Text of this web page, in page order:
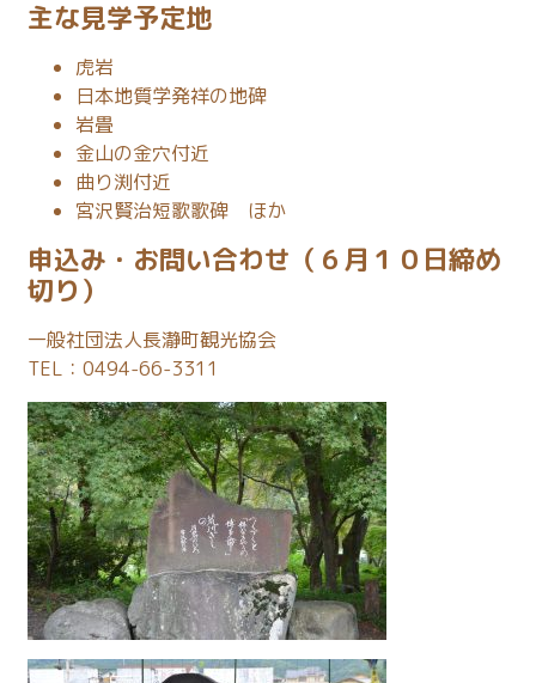
主な見学予定地
虎岩
日本地質学発祥の地碑
岩畳
金山の金穴付近
曲り渕付近
宮沢賢治短歌歌碑 ほか
申込み・お問い合わせ（６月１０日締め
切り）
一般社団法人長瀞町観光協会
TEL：0494-66-3311